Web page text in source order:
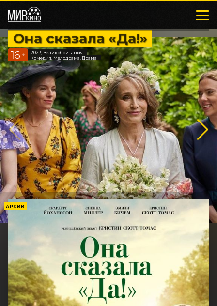
Она сказала «Да!»
16 +
2023, Великобритания
Комедия, Мелодрама, Драма
АРХИВ